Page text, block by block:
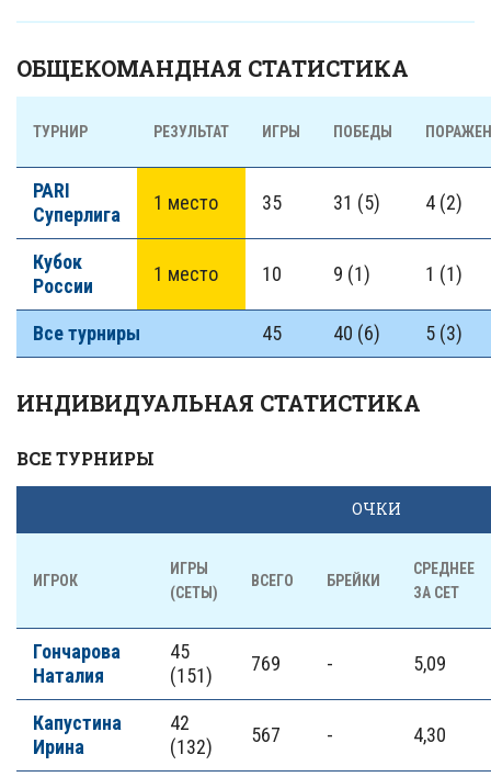
ОБЩЕКОМАНДНАЯ СТАТИСТИКА
ТУРНИР РЕЗУЛЬТАТ ИГРЫ ПОБЕДЫ
PARI
Суперлига
1 место 35 31 (5) 4 (2)
Кубок
России
1 место 10 9 (1) 1 (1)
Все турниры 45 40 (6) 5 (3)
ИНДИВИДУАЛЬНАЯ СТАТИСТИКА
ВСЕ ТУРНИРЫ
ОЧКИ
ИГРОК
ИГРЫ
(СЕТЫ)
ВСЕГО БРЕЙКИ
СРЕДНЕЕ
ЗА СЕТ
Гончарова
Наталия
45
(151)
769 - 5,09
Капустина
Ирина
42
(132)
567 - 4,30